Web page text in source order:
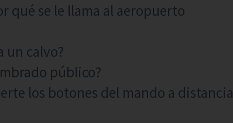
qué se le llama al aeropuerto
un calvo?
público?
los botones del mando a distancia